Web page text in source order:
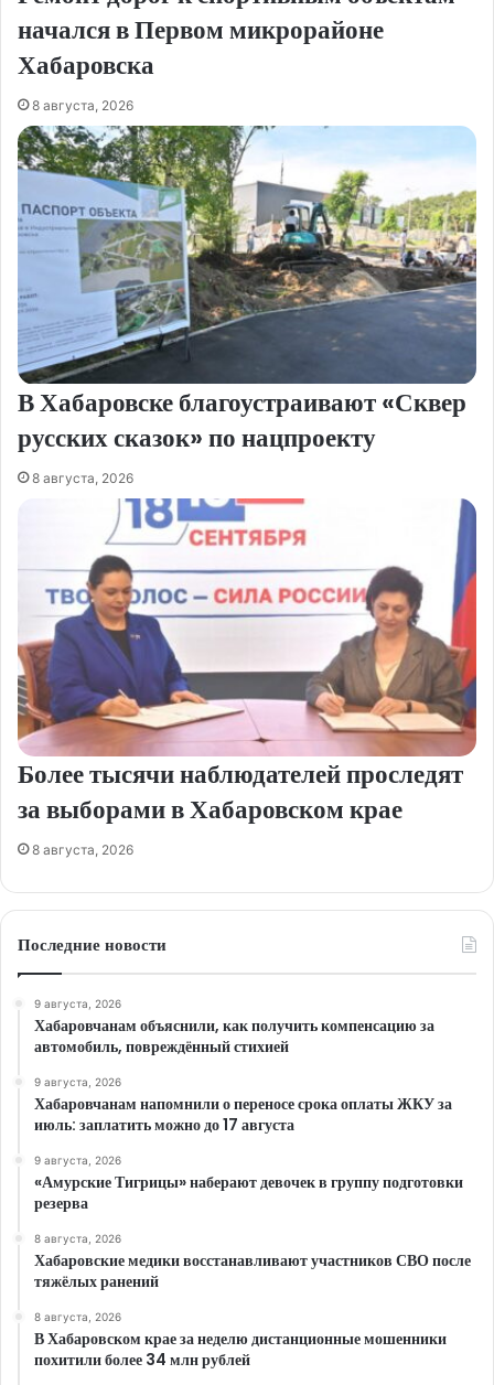
начался в Первом микрорайоне
Хабаровска
8 августа, 2026
В Хабаровске благоустраивают «Сквер
русских сказок» по нацпроекту
8 августа, 2026
Более тысячи наблюдателей проследят
за выборами в Хабаровском крае
8 августа, 2026
Последние новости
9 августа, 2026
Хабаровчанам объяснили, как получить компенсацию за
автомобиль, повреждённый стихией
9 августа, 2026
Хабаровчанам напомнили о переносе срока оплаты ЖКУ за
июль: заплатить можно до 17 августа
9 августа, 2026
«Амурские Тигрицы» наберают девочек в группу подготовки
резерва
8 августа, 2026
Хабаровские медики восстанавливают участников СВО после
тяжёлых ранений
8 августа, 2026
В Хабаровском крае за неделю дистанционные мошенники
похитили более 34 млн рублей